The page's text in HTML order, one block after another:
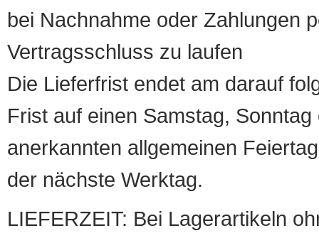
bei Nachnahme oder Zahlungen
Vertragsschluss zu laufen
Die Lieferfrist endet am darauf
Frist auf einen Samstag,
anerkannten allgemeinen
der nächste Werktag.
LIEFERZEIT: Bei Lagerartikeln